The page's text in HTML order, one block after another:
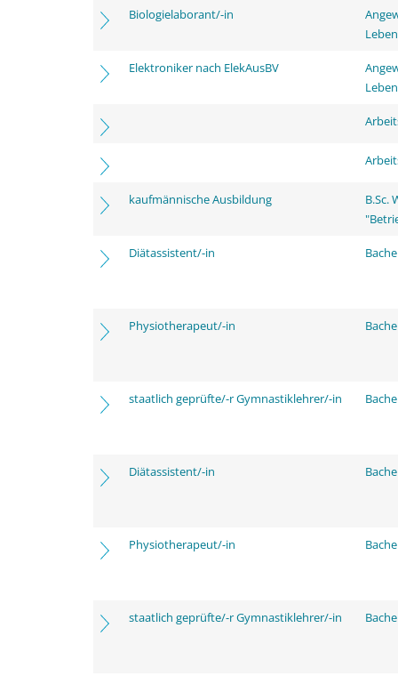
Biologielaborant/-in
Elektroniker nach ElekAusBV
kaufmännische Ausbildung
B.Sc.
Diätassistent/-in
Physiotherapeut/-in
staatlich geprüfte/-r Gymnastiklehrer/-in
Diätassistent/-in
Physiotherapeut/-in
staatlich geprüfte/-r Gymnastiklehrer/-in